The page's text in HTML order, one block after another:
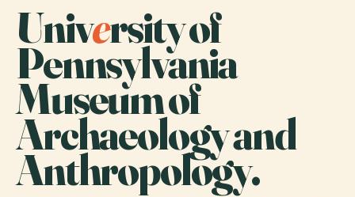
University of
Pennsylvania
Museum of
Archaeology and
Anthropology.